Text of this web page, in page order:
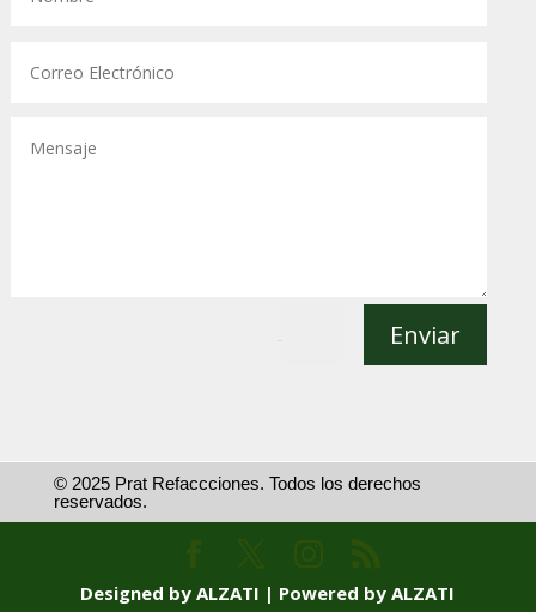
Enviar
© 2025 Prat Refaccciones. Todos los derechos
reservados.
Designed by ALZATI | Powered by ALZATI